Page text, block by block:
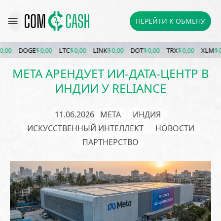
ПЕРЕЙТИ К ОБМЕНУ
DOGE$ 0,00 LTC $ 0,00 LINK$ 0,00 DOT$ 0,00 TRX$ 0,00 XLM$ 0,00
META АРЕНДУЕТ ИИ-ДАТА-ЦЕНТР В
ИНДИИ У RELIANCE
11.06.2026 META
ИНДИЯ
ИСКУССТВЕННЫЙ ИНТЕЛЛЕКТ
НОВОСТИ
ПАРТНЕРСТВО